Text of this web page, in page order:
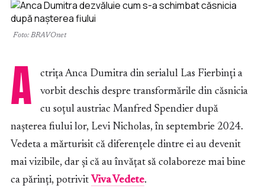
Foto: BRAVOnet
A
ctrița Anca Dumitra din serialul Las Fierbinți a
vorbit deschis despre transformările din căsnicia
cu soțul austriac Manfred Spendier după
nașterea fiului lor, Levi Nicholas, în septembrie 2024.
Vedeta a mărturisit că diferențele dintre ei au devenit
mai vizibile, dar și că au învățat să colaboreze mai bine
ca părinți, potrivit Viva Vedete.